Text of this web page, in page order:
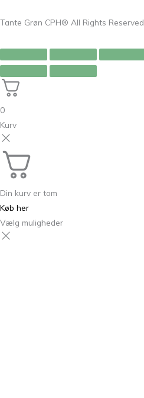
Tante Grøn CPH® All Rights Reserved
0
Kurv
Din kurv er tom
Køb her
Vælg muligheder